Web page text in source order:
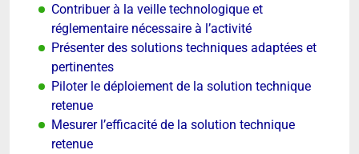
Contribuer à la veille technologique et
réglementaire nécessaire à l’activité
Présenter des solutions techniques adaptées et
pertinentes
Piloter le déploiement de la solution technique
retenue
Mesurer l’efficacité de la solution technique
retenue